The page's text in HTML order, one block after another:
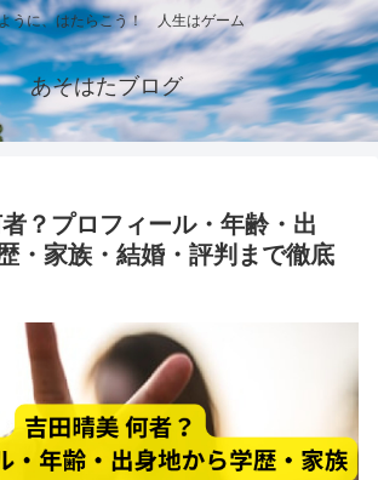
うに、はたらこう！ 人生はゲーム
あそはたブログ
？プロフィール・年齢・出
・家族・結婚・評判まで徹底